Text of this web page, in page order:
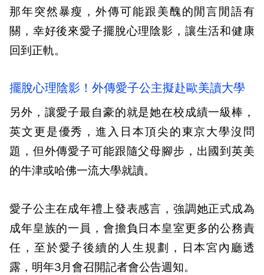
那年突然暴瘦，外傳可能跟美醜的閒言閒語有
關，幸好後來愛子擺脫心理陰影，讓生活和健康
回到正軌。
擺脫心理陰影！外傳愛子公主擬赴歐美讀大學
另外，讓愛子最自豪的就是她在校成績一級棒，
英文更是優秀，進入日本頂尖的東京大學沒問
題，但外傳愛子可能跟隨父母腳步，出國到英美
的牛津或哈佛一流大學就讀。
愛子公主在成年禮上發表感言，強調她正式成為
成年皇族的一員，會擔負日本皇室更多的公務責
任，至於愛子後續的人生規劃，日本宮內廳透
露，明年3月會召開記者會公告週知。